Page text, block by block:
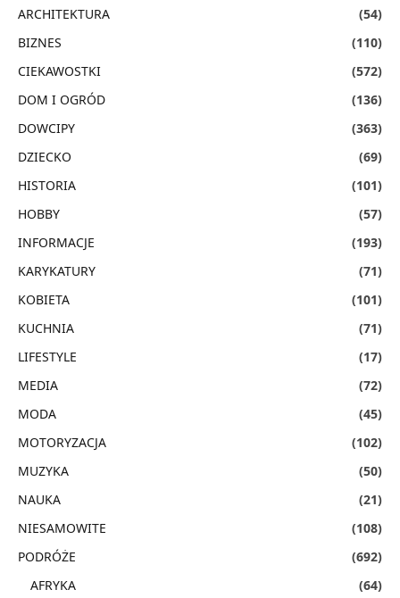
ARCHITEKTURA
(54)
BIZNES
(110)
CIEKAWOSTKI
(572)
DOM I OGRÓD
(136)
DOWCIPY
(363)
DZIECKO
(69)
HISTORIA
(101)
HOBBY
(57)
INFORMACJE
(193)
KARYKATURY
(71)
KOBIETA
(101)
KUCHNIA
(71)
LIFESTYLE
(17)
MEDIA
(72)
MODA
(45)
MOTORYZACJA
(102)
MUZYKA
(50)
NAUKA
(21)
NIESAMOWITE
(108)
PODRÓŻE
(692)
AFRYKA
(64)